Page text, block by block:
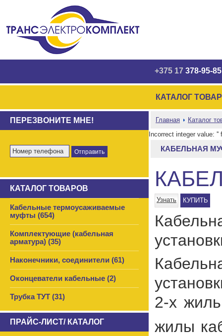
+375 17 378-95-85
КАТАЛОГ
ПЕРЕЗВОНИТЕ МНЕ!
КАТАЛОГ ТОВАРОВ
Кабельные термоусаживаемые
муфты (654)
Комплектующие (кабельная
арматура) (35)
Наконечники, соединители (61)
Оконцеватели кабельные (2)
Трубка ТУТ (31)
ПРАЙС-ЛИСТ/ КАТАЛОГ
Главная
Каталог
Incorrect integer value:
КАБЕЛЬНАЯ
Узнать КУПИТЬ
2-х
жилы